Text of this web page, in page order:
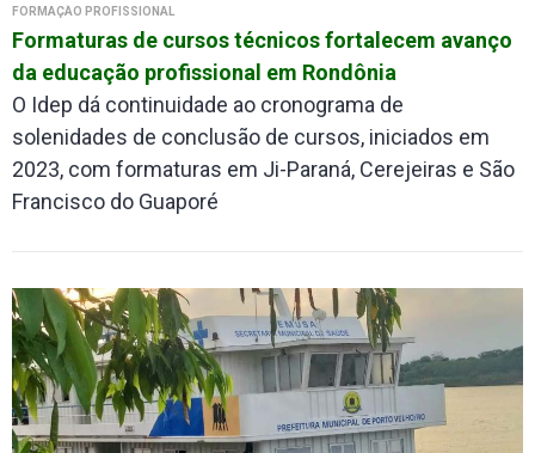
FORMAÇÃO PROFISSIONAL
Formaturas de cursos técnicos fortalecem avanço
da educação profissional em Rondônia
O Idep dá continuidade ao cronograma de
solenidades de conclusão de cursos, iniciados em
2023, com formaturas em Ji-Paraná, Cerejeiras e São
Francisco do Guaporé